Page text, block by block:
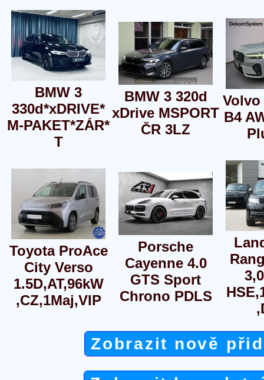
BMW 3
330d*xDRIVE*
M-PAKET*ZÁR*
T
BMW 3 320d
xDrive MSPORT
ČR 3LZ
Volvo
B4
Toyota ProAce
City Verso
1.5D,AT,96kW
,CZ,1Maj,VIP
Porsche
Cayenne 4.0
GTS Sport
Chrono PDLS
Zobrazit nově